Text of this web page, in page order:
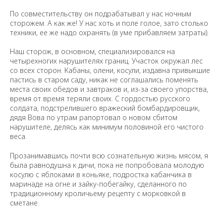
По совместительству он подрабатывал у нас ночным
сторожем. А как же! У нас хоть и поле голое, зато столько
техники, ее же надо охранять (в уме прибавляем затраты).
Наш сторож, в основном, специализировался на
четырехногих нарушителях границ. Участок окружал лес
со всех сторон. Кабаны, олени, косули, издавна привыкшие
пастись в старом саду, никак не соглашались поменять
места своих обедов и завтраков и, из-за своего упорства,
время от время теряли своих. C гордостью русского
солдата, подстрелившего вражеский бомбардировщик,
дядя Вова по утрам рапортовал о новом сбитом
нарушителе, делясь как минимум половиной его чистого
веса.
Прозанимавшись почти всю сознательную жизнь мясом, я
была равнодушна к дичи, пока не попробовала молодую
косулю с яблоками в коньяке, подростка кабанчика в
маринаде на огне и зайку-побегайку, сделанного по
традиционному кроличьему рецепту с морковкой в
сметане.